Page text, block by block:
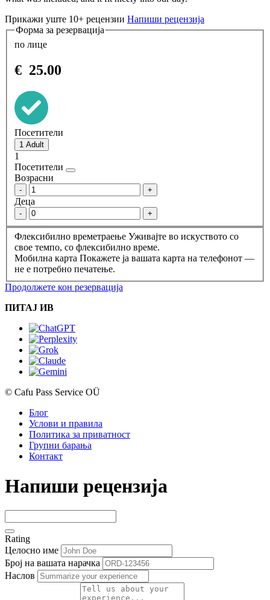
Прикажи уште 10+ рецензии Напиши рецензија
Форма за резервација
по лице
€ 25.00
Посетители
1
Посетители
Возрасни
- +
Деца
- +
Флексибилно времетраење Уживајте во искуството со
свое темпо, со флексибилно време.
Мобилна карта Покажете ја вашата карта на телефонот —
не е потребно печатење.
Продолжете кон резервација
ПИТАЈ ИВ
© Cafu Pass Service OÜ
Блог
Услови и правила
Политика за приватност
Групни барања
Контакт
Напиши рецензија
Rating
Целосно име
Број на вашата нарачка
Наслов